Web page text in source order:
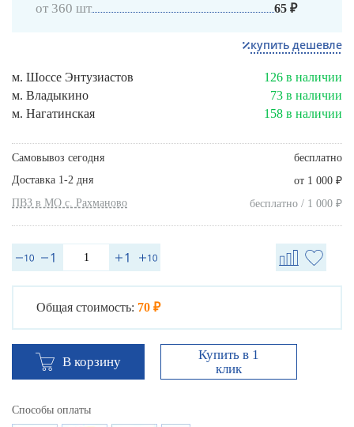
от 360 шт 65 ₽
купить дешевле
м. Шоссе Энтузиастов
126 в наличии
м. Владыкино
73 в наличии
м. Нагатинская
158 в наличии
Самовывоз сегодня
бесплатно
Доставка 1-2 дня
от 1 000 ₽
ПВЗ в МО с. Рахманово бесплатно / 1 000 ₽
Общая стоимость: 70 ₽
В корзину
Купить в 1
клик
Способы оплаты